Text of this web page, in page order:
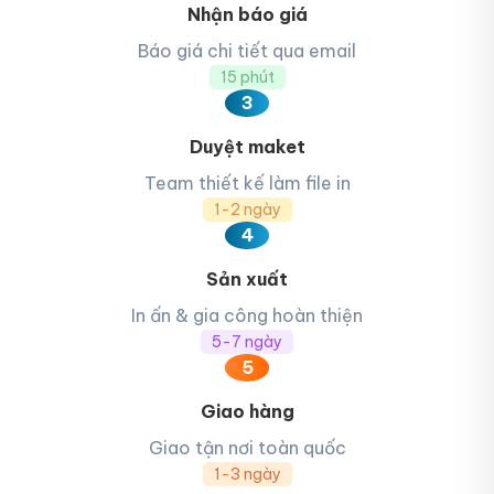
In tem dán khô gà lá chanh giá rẻ
Nhận báo giá
Báo giá chi tiết qua email
15 phút
3
Duyệt maket
Team thiết kế làm file in
1-2 ngày
4
Sản xuất
In ấn & gia công hoàn thiện
5-7 ngày
5
Giao hàng
Giao tận nơi toàn quốc
1-3 ngày